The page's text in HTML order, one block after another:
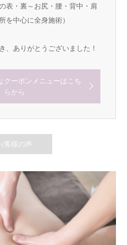
表・裏～お尻・腰・背中・肩
を中心に全身施術）
、ありがとうございました！
クーポンメニューはこち
らから
客様の声